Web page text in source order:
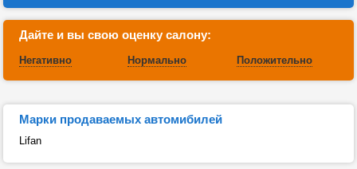
Дайте и вы свою оценку салону:
Негативно Нормально Положительно
Марки продаваемых автомибилей
Lifan